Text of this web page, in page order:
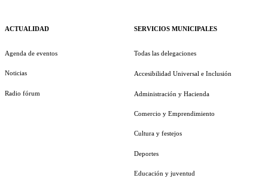
ACTUALIDAD
Agenda de eventos
Noticias
Radio fórum
SERVICIOS MUNICIPALES
Todas las delegaciones
Accesibilidad Universal e Inclusión
Administración y Hacienda
Comercio y Emprendimiento
Cultura y festejos
Deportes
Educación y juventud